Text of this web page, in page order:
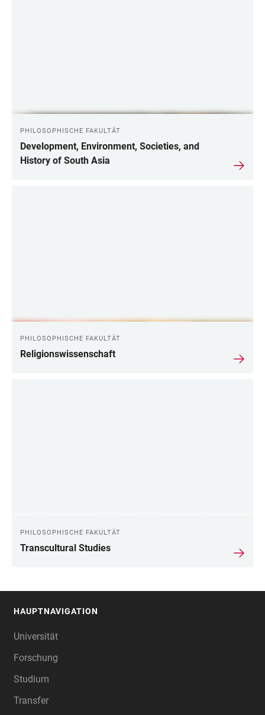
PHILOSOPHISCHE FAKULTÄT
Development, Environment, Societies, and
History of South Asia
PHILOSOPHISCHE FAKULTÄT
Religionswissenschaft
PHILOSOPHISCHE FAKULTÄT
Transcultural Studies
HAUPTNAVIGATION
Universität
Forschung
Studium
Transfer